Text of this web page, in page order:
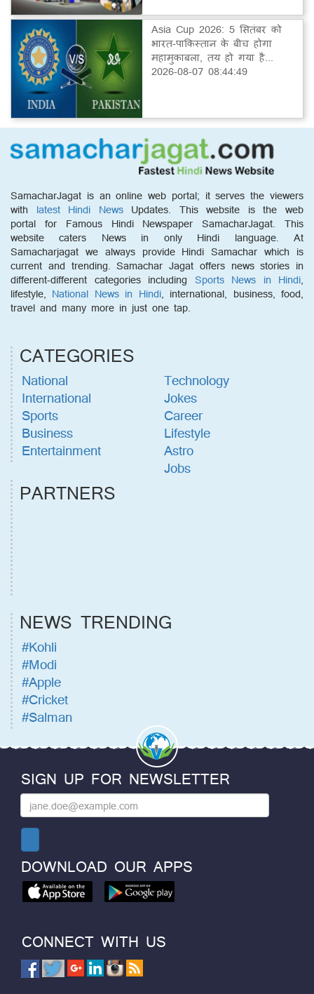
Asia Cup 2026: 5 सितंबर को
भारत-पाकिस्तान के बीच होगा
महामुकाबला, तय हो गया है...
2026-08-07 08:44:49
SamacharJagat is an online web portal; it serves the viewers
with latest Hindi NewsUpdates. This website is the web
portal for Famous Hindi Newspaper SamacharJagat. This
website caters News in only Hindi language. At
Samacharjagat we always provide Hindi Samachar which is
current and trending. Samachar Jagat offers news stories in
different-different categories including Sports News in Hindi,
lifestyle, National News in Hindi, international, business, food,
travel and many more in just one tap.
CATEGORIES
National
International
Sports
Business
Entertainment
Technology
Jokes
Career
Lifestyle
Astro
Jobs
PARTNERS
NEWS TRENDING
#Kohli
#Modi
#Apple
#Cricket
#Salman
SIGN UP FOR NEWSLETTER
DOWNLOAD OUR APPS
CONNECT WITH US